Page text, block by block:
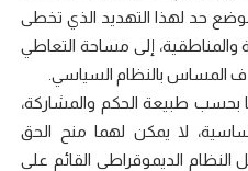
حد لهذا التهديد الذي تخطى
والمناطقية، إلى مساحة التعاطي
المساس بالنظام السياسي.
بحسب طبيعة الحكم والمشاركة،
لا يمكن لهما منح الحق
الديموقراطي القائم على